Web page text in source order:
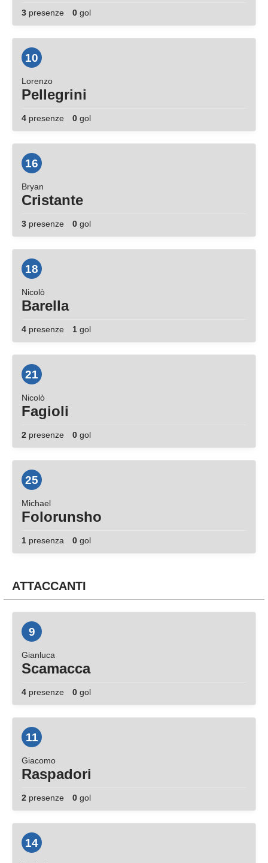
3 presenze 0 gol
10
Lorenzo
Pellegrini
4 presenze 0 gol
16
Bryan
Cristante
3 presenze 0 gol
18
Nicolò
Barella
4 presenze 1 gol
21
Nicolò
Fagioli
2 presenze 0 gol
25
Michael
Folorunsho
1 presenza 0 gol
ATTACCANTI
9
Gianluca
Scamacca
4 presenze 0 gol
11
Giacomo
Raspadori
2 presenze 0 gol
14